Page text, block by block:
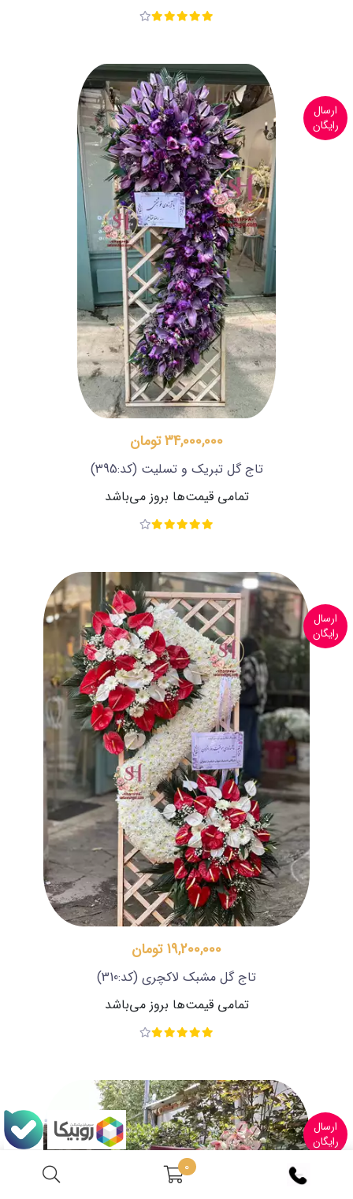
0
ارسال
رایگان
34,000,000 تومان
تاج گل تبریک و تسلیت (کد:395)
تمامی قیمت‌ها بروز می‌باشد
ارسال
رایگان
19,200,000 تومان
تاج گل مشبک لاکچری (کد:310)
تمامی قیمت‌ها بروز می‌باشد
ارسال
رایگان